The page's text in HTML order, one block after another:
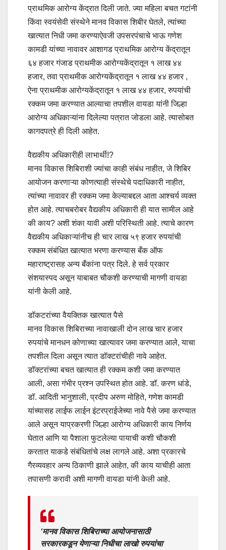
प्राथमिक आरोग्य केंद्रात दिली जाते. ज्या महिला बचत गटांनी
किंवा स्वयंसेवी संस्थेने मानव विकास शिबीर घेतले, त्यांच्या
खात्यात निधी जमा करण्याऐवजी उपसरपंचाचे भाऊ गणेश
कामडी यांच्या नावावर आशागड प्राथमिक आरोग्य केंद्रातून
६४ हजार गंजाड प्राथमीक आरोग्यकेंद्रातून १ लाख ४४
हजार, तवा प्राथमीक आरोग्यकेंद्रातून १ लाख ४४ हजार ,
ऐना प्राथमीक आरोग्यकेंद्रातून १ लाख ४४ हजार, रुपयांची
रक्कम जमा करण्यात आल्याचा तपशील वायडा यांनी जिल्हा
आरोग्य अधिकाऱ्यांना दिलेल्या पत्रात जोडला आहे. त्यासोबत
कागदपत्रे ही दिली आहेत.
वैद्यकीय अधिकारीही लाभार्थी!?
मानव विकास शिबिराशी ज्यांचा काही संबंध नाहीत, जे शिबिर
आयोजन करणाऱ्या कोणत्याही संस्थेचे पदाधिकारी नाहीत,
त्यांच्या नावावर ही रक्कम जमा केल्याबद्दल आता आश्चर्य व्यक्त
होत आहे. त्याचबरोबर वैद्यकीय अधिकारी ही यात सामील आहे
की काय? अशी शंका यावी अशी परिस्थिती आहे. त्याचे कारण
वैद्यकीय अधिकाऱ्यांनीच ही चार लाख ५९ हजार रुपयांची
रक्कम संबंधित खात्यात भरणा करण्यास बँक ऑफ
महाराष्ट्रासह अन्य बँकांना पत्र दिले. हे सर्व प्रकार
संशयास्पद असून याबाबत चौकशी करण्याची मागणी वायडा
यांनी केली आहे.
डॉकटरांच्या वैयक्तिक खात्यात पैसे
मानव विकास शिबिराच्या नावाखाली दोन लाख चार हजार
रुपयांचे मानधन कोणाच्या खात्यावर जमा करण्यात आले, याचा
तपशील दिला असून त्यात डॉक्टरांचीही नावे आहेत.
डॉक्टरांच्या बचत खात्यात ही रक्कम कशी जमा करण्यात
आली, असा गंभीर प्रश्न उपस्थित होत आहे. डॉ. करण धांडे,
डॉ. आदिती भानुशाली, प्रदीप अरुण मोहिते, गणेश कामडी
यांच्यासह लाईफ लाईन इंटरप्राईजेच्या नावे पैसे जमा करण्यात
आले असून याप्रकरणी जिल्हा आरोग्य अधिकारी काय निर्णय
घेतात आणि या पैशाला फुटलेल्या पायाची कशी चौकशी
करतात याकडे संबंधितांचे लक्ष लागले आहे. अशा प्रकारचे
गैरव्यवहार अन्य ठिकाणी झाले आहेत, की काय याचीही आता
तपासणी करावी अशी मागणी वायडा यांनी केली आहे.
‘मानव विकास शिबिराच्या आयोजनासाठी
सरकारकडून येणाऱ्या निधीचा लाखो रुपयांचा